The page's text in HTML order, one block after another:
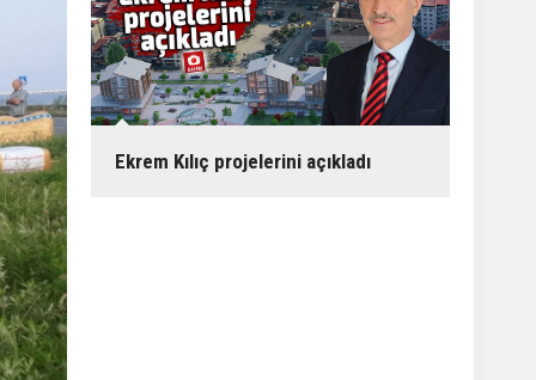
Ekrem Kılıç projelerini açıkladı